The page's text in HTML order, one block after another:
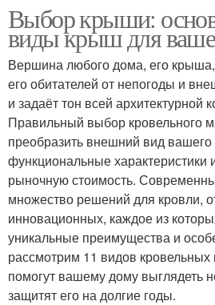
Кровли к парапету
Кровля из профлиста
Мягкая кровля
Выбор крыши:
виды крыш для
Вершина любого дома, его
его обитателей от непогоды и
и задаёт тон всей архитектурной
Правильный выбор кровельного
преобразить внешний вид
функциональные характеристики
рыночную стоимость.
множество решений для кровли,
инновационных, каждое из
уникальные преимущества и
рассмотрим 11 видов
помогут вашему дому выглядеть
защитят его на долгие годы.